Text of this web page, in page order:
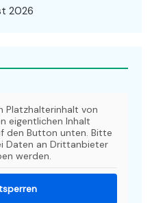
2026
Platzhalterinhalt von
eigentlichen Inhalt
den Button unten. Bitte
Daten an Drittanbieter
werden.